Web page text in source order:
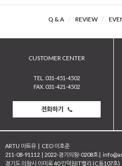
Q & A / REVIEW /
CUSTOMER CENTER
TEL. 031-451-4502
FAX. 031-421-4502
전화하기
ARTU 아트유 | CEO 이호준
211-08-91112 | 2022-경기의왕-0208호 |
경기도 의왕시 이미로 40 인덕원IT밸리 (C동107호)